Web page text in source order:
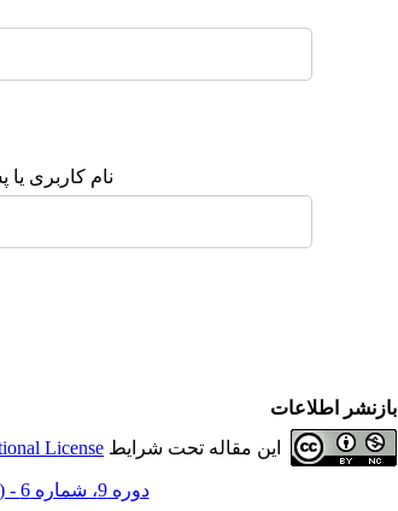
نام کاربری
بازنشر اطلاعات
این مقاله تحت شرایط License
دوره 9، شماره 6 - ( آذر و دی 1399 )